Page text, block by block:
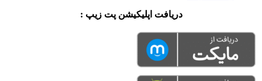
دریافت اپلیکیشن پت زیپ :